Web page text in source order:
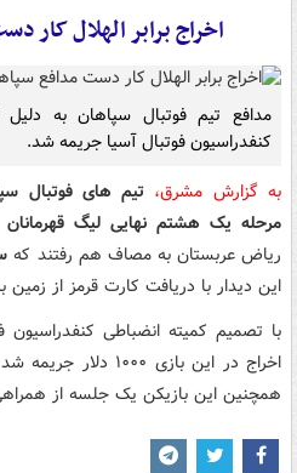
اخراج برابر الهلال کار
مدافع تیم فوتبال سپاهان به دلیل
کنفدراسیون فوتبال آسیا جریمه شد.
به گزارش مشرق، تیم های فوتبال
مرحله یک هشتم نهایی لیگ قهرمانان
ریاض عربستان به مصاف هم رفتند که
این دیدار با دریافت کارت قرمز از زمین
اخراج در این بازی
همچنین این بازیکن یک جلسه از